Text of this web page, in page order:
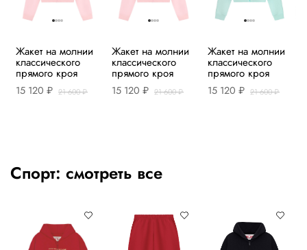
Жакет на молнии
классического
прямого кроя
15 120 ₽ 21 600 ₽
Жакет на молнии
классического
прямого кроя
15 120 ₽ 21 600 ₽
Жакет на молнии
классического
прямого кроя
15 120 ₽ 21 600 ₽
Спорт: смотреть все